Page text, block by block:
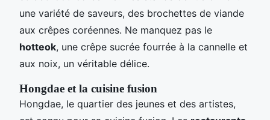
une variété de saveurs, des brochettes de viande
aux crêpes coréennes. Ne manquez pas le
hotteok, une crêpe sucrée fourrée à la cannelle et
aux noix, un véritable délice.
Hongdae et la cuisine fusion
Hongdae, le quartier des jeunes et des artistes,